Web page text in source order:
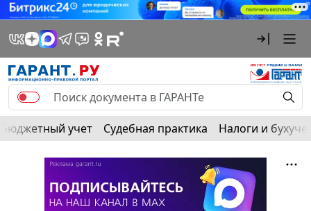
Бюджетный учет Судебная практика Налоги и